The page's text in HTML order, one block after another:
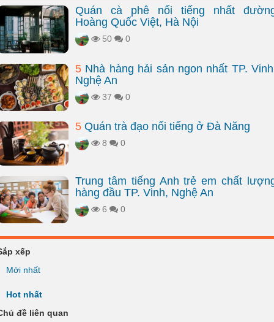
t
Quán cà phê nổi tiếng nhất
Hoàng Quốc Việt, Hà Nội
50 0
5 Nhà hàng hải sản ngon nhất TP.
Nghệ An
37 0
5 Quán trà đạo nổi tiếng ở Đà Nẵng
8 0
Trung tâm tiếng Anh trẻ em chất
hàng đầu TP. Vinh, Nghệ An
6 0
xếp
Mới nhất
Hot nhất
đề liên quan